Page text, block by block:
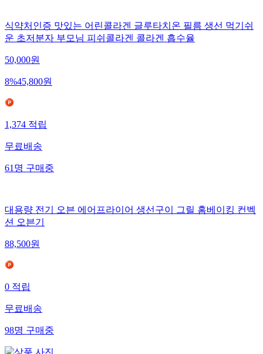
식약처인증 맛있는 어린콜라겐 글루타치온 필름 생선 먹기쉬
운 초저분자 부모님 피쉬콜라겐 콜라겐 흡수율
50,000원
8%45,800원
1,374적립
무료배송
61명구매중
대용량 전기 오븐 에어프라이어 생선구이 그릴 홈베이킹 컨벡
션 오븐기
88,500원
0적립
무료배송
98명구매중